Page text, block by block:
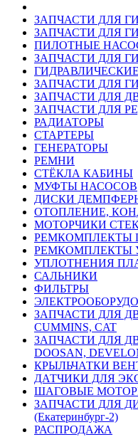
ЗАПЧАСТИ ДЛЯ
ЗАПЧАСТИ ДЛЯ
ПИЛОТНЫЕ
ЗАПЧАСТИ ДЛЯ
ЗАПЧАСТИ ДЛЯ
ЗАПЧАСТИ ДЛЯ
ЗАПЧАСТИ ДЛЯ
РАДИАТОРЫ
СТАРТЕРЫ
ГЕНЕРАТОРЫ
РЕМНИ
СТЁКЛА КАБИНЫ
МУФТЫ НАСОСОВ
ДИСКИ
ОТОПЛЕНИЕ,
МОТОРЧИКИ
РЕМКОМПЛЕКТЫ
РЕМКОМПЛЕКТЫ
УПЛОТНЕНИЯ
САЛЬНИКИ
ФИЛЬТРЫ
ЗАПЧАСТИ ДЛЯ
CUMMINS, CAT
ЗАПЧАСТИ ДЛЯ
DOOSAN,
КРЫЛЬЧАТКИ
ДАТЧИКИ ДЛЯ
ШАГОВЫЕ
ЗАПЧАСТИ ДЛЯ
(Екатеринбург-2)
РАСПРОДАЖА